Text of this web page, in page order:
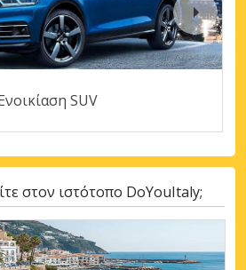
SUV
στον ιστότοπο DoYouItaly;